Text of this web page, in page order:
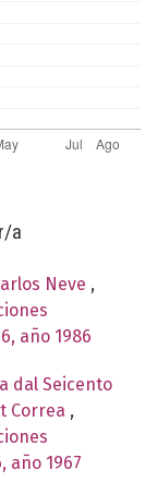
a
Neve ,
año 1986
dal Seicento
Correa ,
año 1967